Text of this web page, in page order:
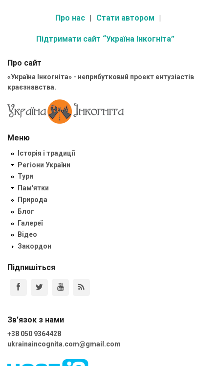
Про нас Стати автором
Підтримати сайт “Україна Інкогніта”
Про сайт
«Україна Інкогніта» - неприбутковий проект ентузіастів
краєзнавства.
Меню
Історія і традиції
Регіони України
Тури
Пам'ятки
Природа
Блог
Галереї
Відео
Закордон
Підпишіться
Зв'язок з нами
+38 050 9364428
ukrainaincognita.com@gmail.com